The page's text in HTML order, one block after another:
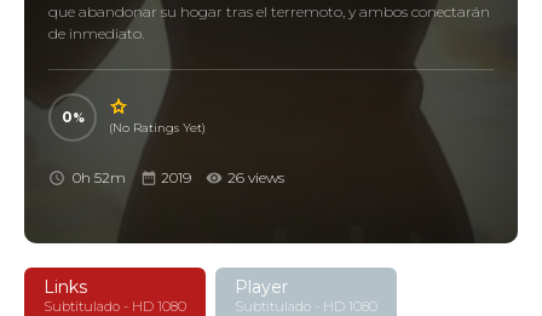
que abandonar su hogar tras el terremoto, y ambos conectarán
de inmediato.
0
(No Ratings Yet)
0h 52m 2019 26 views
Links
Subtitulado - HD 1080
Player
Subtitulado - HD 1080